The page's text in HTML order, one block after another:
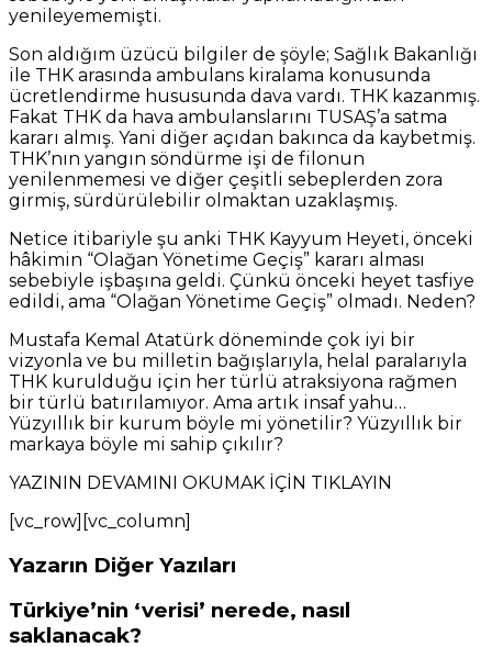
yenileyememişti.
Son aldığım üzücü bilgiler de şöyle; Sağlık Bakanlığı
ile THK arasında ambulans kiralama konusunda
ücretlendirme hususunda dava vardı. THK kazanmış.
Fakat THK da hava ambulanslarını TUSAŞ’a satma
kararı almış. Yani diğer açıdan bakınca da kaybetmiş.
THK’nın yangın söndürme işi de filonun
yenilenmemesi ve diğer çeşitli sebeplerden zora
girmiş, sürdürülebilir olmaktan uzaklaşmış.
Netice itibariyle şu anki THK Kayyum Heyeti, önceki
hâkimin “Olağan Yönetime Geçiş” kararı alması
sebebiyle işbaşına geldi. Çünkü önceki heyet tasfiye
edildi, ama “Olağan Yönetime Geçiş” olmadı. Neden?
Mustafa Kemal Atatürk döneminde çok iyi bir
vizyonla ve bu milletin bağışlarıyla, helal paralarıyla
THK kurulduğu için her türlü atraksiyona rağmen
bir türlü batırılamıyor. Ama artık insaf yahu…
Yüzyıllık bir kurum böyle mi yönetilir? Yüzyıllık bir
markaya böyle mi sahip çıkılır?
YAZININ DEVAMINI OKUMAK İÇİN TIKLAYIN
[vc_row][vc_column]
Yazarın Diğer Yazıları
Türkiye’nin ‘verisi’ nerede, nasıl
saklanacak?